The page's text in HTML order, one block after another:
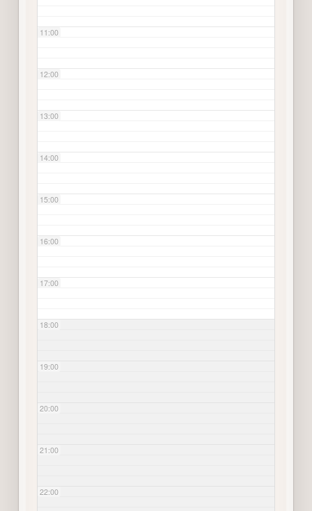
11:00
12:00
13:00
14:00
15:00
16:00
17:00
18:00
19:00
20:00
21:00
22:00